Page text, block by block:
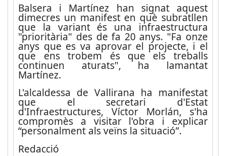
Balsera i Martínez han signat aquest
dimecres un manifest en què subratllen
que la variant és una infraestructura
"prioritària" des de fa 20 anys. "Fa onze
anys que es va aprovar el projecte, i el
que ens trobem és que els treballs
continuen aturats", ha lamantat
Martínez.
L'alcaldessa de Vallirana ha manifestat
que el secretari d'Estat
d'Infraestructures, Víctor Morlán, s'ha
compromès a visitar l'obra i explicar
“personalment als veïns la situació”.
Redacció